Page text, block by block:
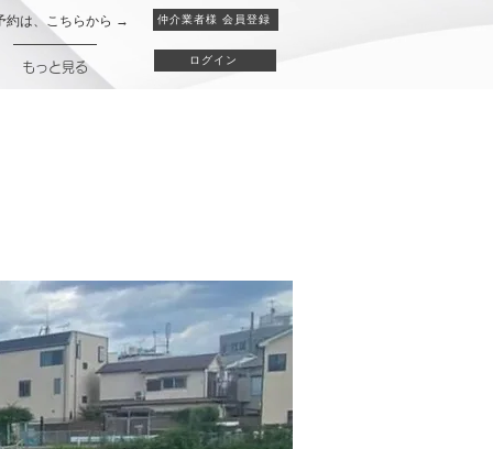
約は、こちらから → 仲介業者様 会員登録
もっと見る
ログイン